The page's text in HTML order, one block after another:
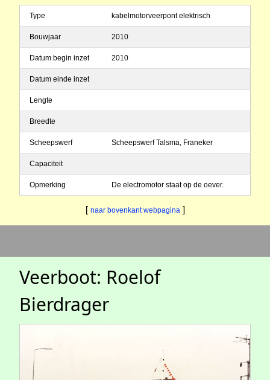
Type kabelmotorveerpont elektrisch
Bouwjaar 2010
Datum begin inzet 2010
Datum einde inzet
Lengte
Breedte
Scheepswerf Scheepswerf Talsma, Franeker
Capaciteit
Opmerking De electromotor staat op de oever.
[ naar bovenkant webpagina ]
Veerboot: Roelof
Bierdrager